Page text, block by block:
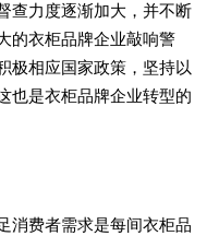
查力度逐渐加大，并不断
的衣柜品牌企业敲响警
极相应国家政策，坚持以
也是衣柜品牌企业转型的
费者需求是每间衣柜品